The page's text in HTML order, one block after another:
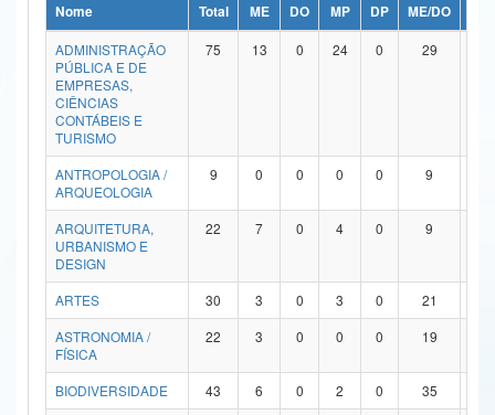
Ministério da Ciência, Tecnologia, Inovações e Comunicações
Ministério do Meio Ambiente
Ministério do Turismo
Ministério do Desenvolvimento Regional
Controladoria-Geral da União
Ministério da Mulher, da Família e dos Direitos Humanos
Secretaria de Governo
Nome Total ME DO MP DP ME/DO
ADMINISTRAÇÃO
PÚBLICA E DE
EMPRESAS,
CIÊNCIAS
CONTÁBEIS E
TURISMO
75 13 0 24 0 29
ANTROPOLOGIA /
ARQUEOLOGIA
9 0 0 0 0 9
ARQUITETURA,
URBANISMO E
DESIGN
22 7 0 4 0 9
ARTES 30 3 0 3 0 21
ASTRONOMIA /
FÍSICA
22 3 0 0 0 19
BIODIVERSIDADE 43 6 0 2 0 35